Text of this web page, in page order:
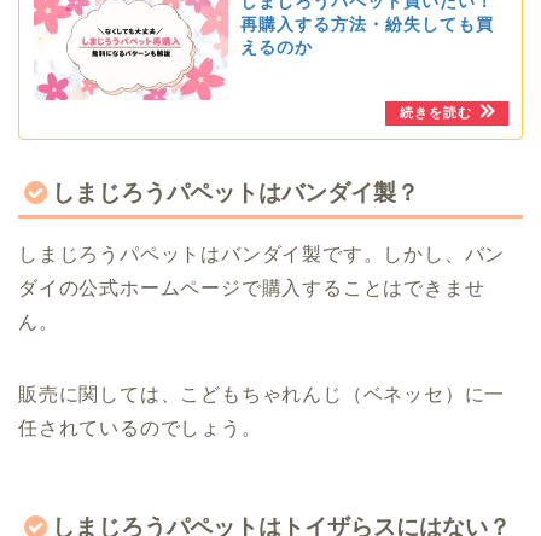
再購入する方法・紛失しても買
えるのか
しまじろうパペットはバンダイ製？
しまじろうパペットはバンダイ製です。しかし、バン
ダイの公式ホームページで購入することはできませ
ん。
販売に関しては、こどもちゃれんじ（ベネッセ）に一
任されているのでしょう。
しまじろうパペットはトイザらスにはない？